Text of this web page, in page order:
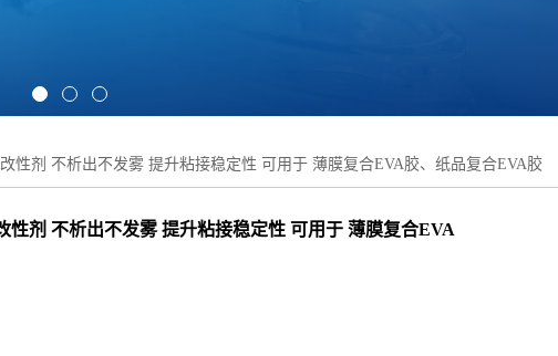
改性剂 不析出不发雾 提升粘接稳定性 可用于 薄膜复合EVA胶、纸品复合EVA胶
性剂 不析出不发雾 提升粘接稳定性 可用于 薄膜复合EVA